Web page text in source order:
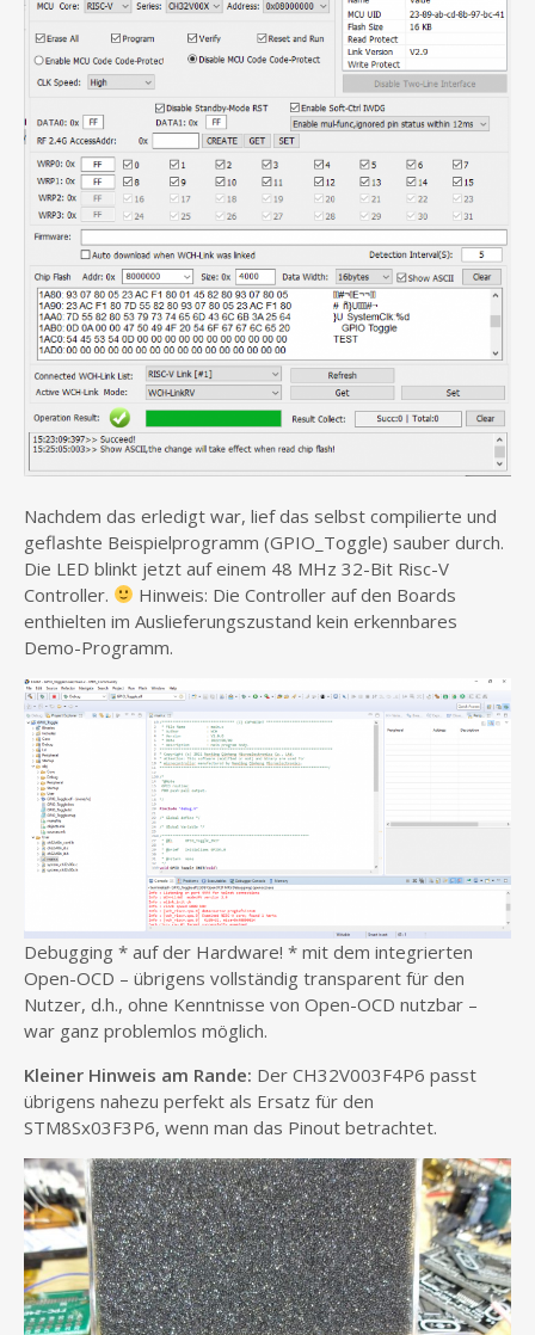
Nachdem das erledigt war, lief das selbst compilierte und
geflashte Beispielprogramm (GPIO_Toggle) sauber durch.
Die LED blinkt jetzt auf einem 48 MHz 32-Bit Risc-V
Controller.
Hinweis: Die Controller auf den Boards
enthielten im Auslieferungszustand kein erkennbares
Demo-Programm.
Debugging * auf der Hardware! * mit dem integrierten
Open-OCD – übrigens vollständig transparent für den
Nutzer, d.h., ohne Kenntnisse von Open-OCD nutzbar –
war ganz problemlos möglich.
Kleiner Hinweis am Rande: Der CH32V003F4P6 passt
übrigens nahezu perfekt als Ersatz für den
STM8Sx03F3P6, wenn man das Pinout betrachtet.